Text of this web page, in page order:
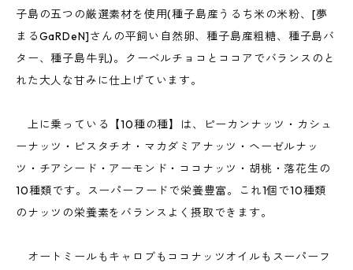
子島の五つの厳選素材を使用(種子島産うるち米の米粉、[夢
まるGaRDeN]さんの平飼い自然卵、種子島産粗糖、種子島バ
ター、種子島牛乳)。クーベルチョコとココアでバランスのと
れた大人な甘みに仕上げています。
上に乗っている【10種の種】は、ピーカンナッツ・カシュ
ーナッツ・ピスタチオ・マカダミアナッツ・ヘーゼルナッ
ツ・チアシード・アーモンド・ココナッツ・胡桃・落花生の
10種類です。スーパーフードで栄養豊富。これ1個で10種類
のナッツの栄養素をバランスよく摂取できます。
オートミールもキャロブもココナッツオイルもスーパーフ